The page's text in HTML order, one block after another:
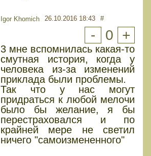
Igor Khomich 26.10.2016 18:43 #
- 0 +
3 мне вспомнилась какая-то
смутная история, когда у
человека из-за изменений
приклада были проблемы.
Так что у нас могут
придраться к любой мелочи
было бы желание, я бы
перестраховался и по
крайней мере не светил
ничего "самоизмененного"